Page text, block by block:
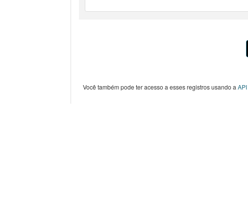
Você também pode ter acesso a esses registros usando a API